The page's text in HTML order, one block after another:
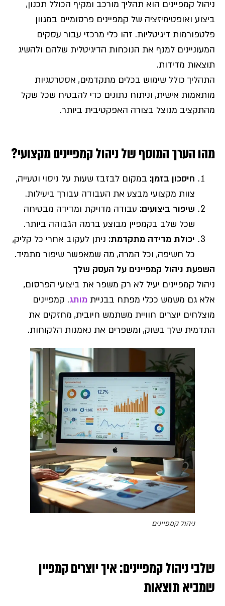
ניהול קמפיינים הוא תהליך מורכב ומקיף הכולל תכנון,
ביצוע ואופטימיזציה של קמפיינים פרסומיים במגוון
פלטפורמות דיגיטליות. זהו כלי מרכזי עבור עסקים
המעוניינים למנף את הנוכחות הדיגיטלית שלהם ולהשיג
תוצאות מדידות.
התהליך כולל שימוש בכלים מתקדמים, אסטרטגיות
מותאמות אישית, וניתוח נתונים כדי להבטיח שכל שקל
מהתקציב מנוצל בצורה האפקטיבית ביותר.
מהו הערך המוסף של ניהול קמפיינים מקצועי?
חיסכון בזמן: במקום לבזבז שעות על ניסוי וטעייה,
צוות מקצועי מבצע את העבודה עבורך ביעילות.
שיפור ביצועים: עבודה מדויקת ומדידה מבטיחה
שכל שלב בקמפיין מבוצע ברמה הגבוהה ביותר.
יכולת מדידה מתקדמת: ניתן לעקוב אחרי כל קליק,
כל חשיפה, וכל המרה, מה שמאפשר שיפור מתמיד.
השפעת ניהול קמפיינים על העסק שלך
ניהול קמפיינים יעיל לא רק משפר את ביצועי הפרסום,
אלא גם משמש ככלי מפתח בבניית מותג. קמפיינים
מוצלחים יוצרים חוויית משתמש חיובית, מחזקים את
התדמית שלך בשוק, ומשפרים את נאמנות הלקוחות.
ניהול קמפיינים
שלבי ניהול קמפיינים: איך יוצרים קמפיין
שמביא תוצאות